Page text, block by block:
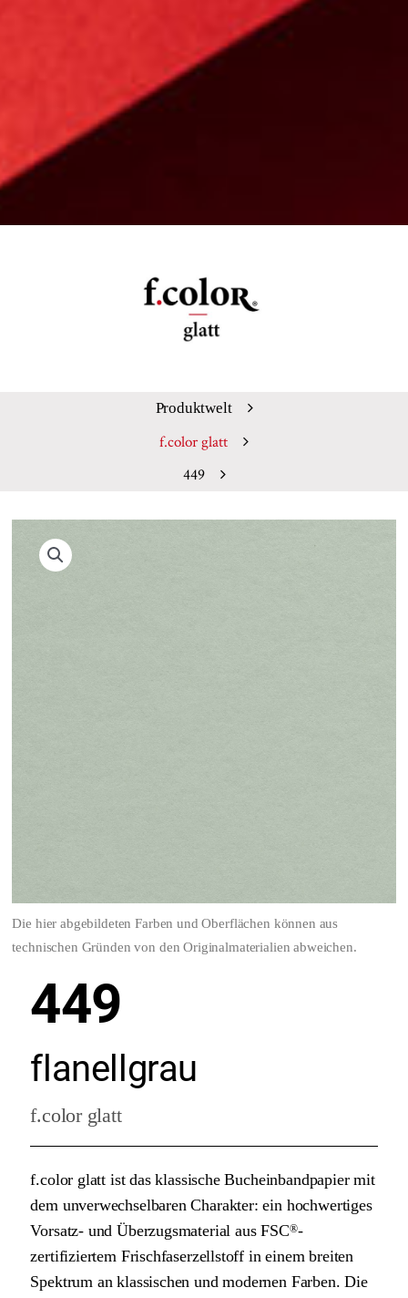
Produktwelt
f.color glatt
449
Die hier abgebildeten Farben und Oberflächen können aus
technischen Gründen von den Originalmaterialien abweichen.
449
flanellgrau
f.color glatt
f.color glatt ist das klassische Bucheinbandpapier mit
dem unverwechselbaren Charakter: ein hochwertiges
Vorsatz- und Überzugsmaterial aus FSC®-
zertifiziertem Frischfaserzellstoff in einem breiten
Spektrum an klassischen und modernen Farben. Die